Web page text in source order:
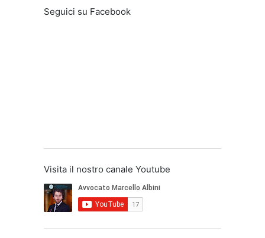
Seguici su Facebook
Visita il nostro canale Youtube